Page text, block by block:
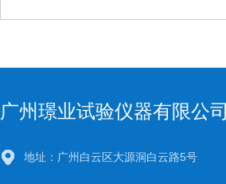
广州璟业试验仪器有限公司
地址：广州白云区大源洞白云路5号